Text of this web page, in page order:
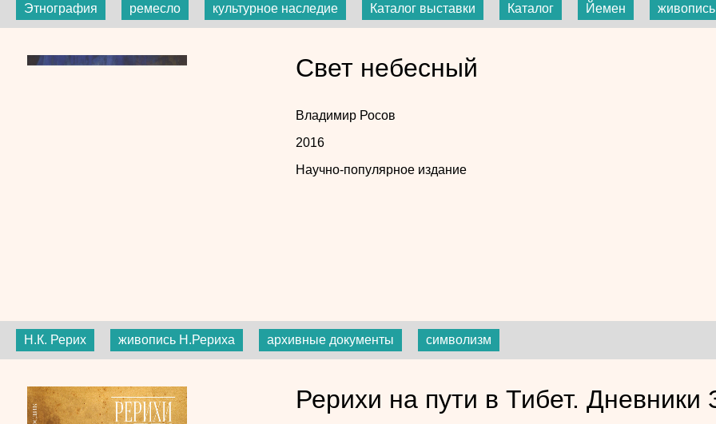
Этнография ремесло культурное наследие Каталог выставки Каталог Йемен живопись
Свет небесный
Владимир Росов
2016
Научно-популярное издание
Н.К. Рерих живопись Н.Рериха архивные документы символизм
Рерихи на пути в Тибет.